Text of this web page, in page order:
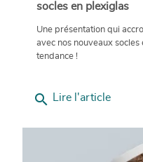
socles en plexiglas
Une présentation qui
avec nos nouveaux
tendance !
search Lire l'article